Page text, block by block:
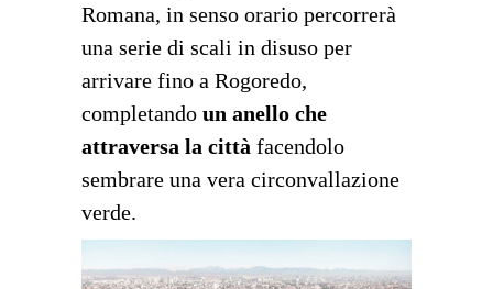
Romana, in senso orario percorrerà
una serie di scali in disuso per
arrivare fino a Rogoredo,
completando un anello che
attraversa la città facendolo
sembrare una vera circonvallazione
verde.